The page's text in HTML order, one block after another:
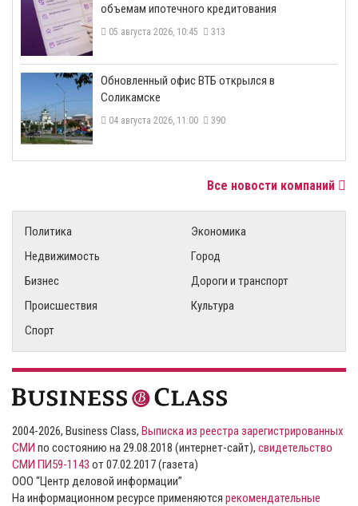
объемам ипотечного кредитования
05 августа 2026, 10:45 313
​Обновленный офис ВТБ открылся в
Соликамске
04 августа 2026, 11:00 390
Все новости компаний
Политика
Экономика
Недвижимость
Город
Бизнес
Дороги и транспорт
Происшествия
Культура
Спорт
2004-2026, Business Class, Выписка из реестра зарегистрированных
СМИ по состоянию на 29.08.2018 (интернет-сайт), свидетельство
СМИ ПИ59-1143 от 07.02.2017 (газета)
ООО “Центр деловой информации”
На информационном ресурсе применяются рекомендательные